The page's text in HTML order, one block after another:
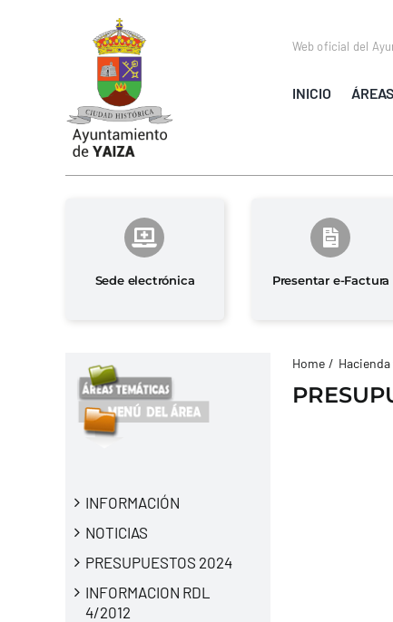
Web oficial del
INICIO
Sede electrónica Presentar e-Factura
INFORMACIÓN
NOTICIAS
PRESUPUESTOS 2024
INFORMACION RDL
4/2012
Home